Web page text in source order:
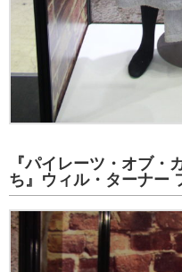
『パイレーツ・オブ・
ち』ウィル・ターナー